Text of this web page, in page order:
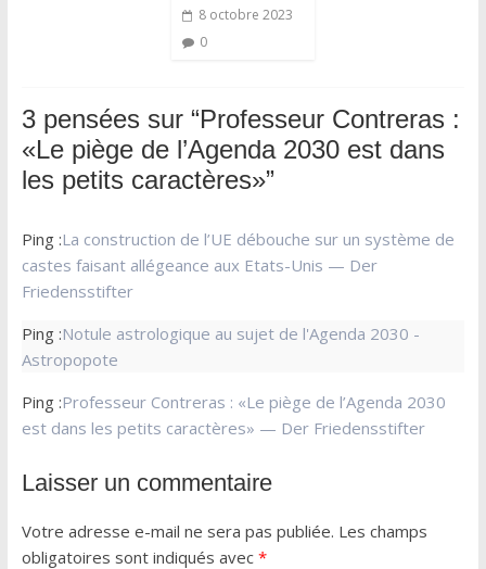
8 octobre 2023
0
3 pensées sur “Professeur Contreras :
«Le piège de l’Agenda 2030 est dans
les petits caractères»”
Ping :La construction de l’UE débouche sur un système de
castes faisant allégeance aux Etats-Unis — Der
Friedensstifter
Ping :Notule astrologique au sujet de l'Agenda 2030 -
Astropopote
Ping :Professeur Contreras : «Le piège de l’Agenda 2030
est dans les petits caractères» — Der Friedensstifter
Laisser un commentaire
Votre adresse e-mail ne sera pas publiée. Les champs
obligatoires sont indiqués avec *